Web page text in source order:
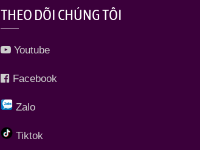
THEO DÕI CHÚNG TÔI
Youtube
Facebook
Zalo
Tiktok